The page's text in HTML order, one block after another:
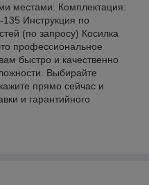
местами. Комплектация:
Инструкция по
(по запросу) Косилка
профессиональное
быстро и качественно
Выбирайте
прямо сейчас и
и гарантийного